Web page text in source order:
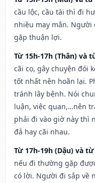
cầu lộc, cầu tài thì đi
nhiều may mắn. Người
gặp thuận lợi.
Từ 15h-17h (Thân) và
cãi cọ, gây chuyện đói
tốt nhất nên hoãn lại.
tránh lây bệnh. Nói
luận, việc quan,…nên
phải đi vào giờ này thì
đả hay cãi nhau.
Từ 17h-19h (Dậu) và
nếu đi thường gặp
có lời. Người đi sắp về